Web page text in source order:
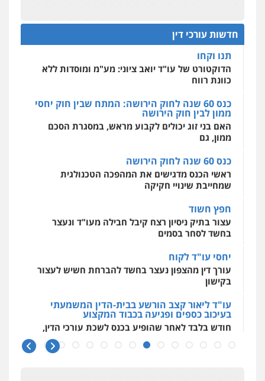
אחסון אתרים
מקצועיים לעורכי דין
מרכז התחלה חדשה
אסירים עבירות מין שירותים מקצועיים
לעורכי דין
חדשות עורכי דין
כנס תביעות ייצוגיות: הדילמה בין זכויות צרכנים
להגנה על עסקים קטנים
תנו וקחו
הדוקטורט של עו"ד יואב ציוני: מע"מ ומוסדות ללא
כוונת רווח
כנס 60 שנה לחוק הירושה: המתח שבין חוק יחסי
ממון לבין חוק הירושה
האם בני זוג יכולים לקבוע מראש, במסגרת הסכם
ממון, גם
כנס 60 שנה לחוק הירושה
ראשי הכנס מדגישים את המהפכה הטכנולגית
שמחייבת שינויי חקיקה
חפץ חשוד
עצור בתיק ניסיון רצח קיבל חבילה מעו"ד ונעצר
בחשד לסחר בסמים
יחסי עו"ד לקוח
עורך דין מהצפון נעצר בחשד להברחת חשיש לעצור
בקישון
עו"ד ליאור קצב הורשע בבית-הדין המשמעתי
בעיכוב כספים ופגיעה בכבוד המקצוע
חודש בלבד לאחר שהופיע בכנס לשכת עורכי הדין,
קצב הורשע